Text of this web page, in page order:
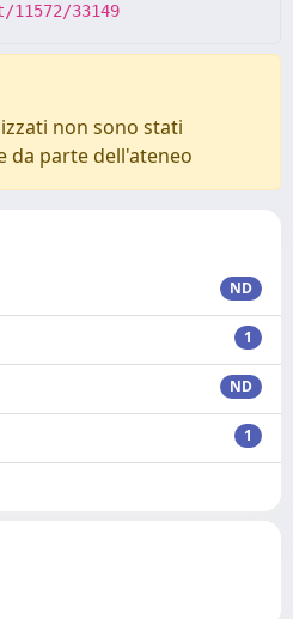
33149
non sono stati
da parte dell'ateneo
ND
1
ND
1